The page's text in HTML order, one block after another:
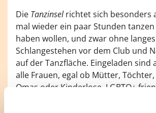
Die Tanzinselrichtet sich besonders
mal wieder ein paar Stunden
haben wollen, und zwar ohne langes
Schlangestehen vor dem Club und
auf der Tanzfläche. Eingeladen sind
alle Frauen, egal ob Mütter,
Omas oder Kinderlose. LGBTQ+